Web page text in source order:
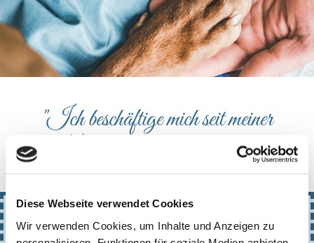
Diese Webseite verwendet Cookies
Wir verwenden Cookies, um Inhalte und Anzeigen zu
"Ich beschäftige mich seit meiner
Kindheit intensiv mit Tieren."
Über mich